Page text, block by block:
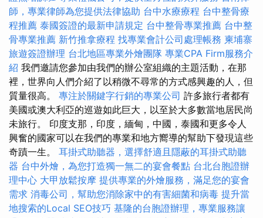
師，專業律師為您提供法律協助 台中水療療程 台中整骨療
程推薦 泰國簽證的最新申請規定 台中整骨專業推薦 台中整
骨專業推薦 新竹推拿療程 找專業會計公司處理帳務 柬埔寨
旅遊簽證辦理 台北地區專業外燴團隊 專業CPA Firm服務介
紹 我們邀請您參加由我們的辦公室組織的主題活動，在那
裡，世界向人們介紹了以稍微不尋常的方式感興趣的人，但
質量很高。 專注於關鍵字行銷的專業公司 許多旅行者都有
美國或澳大利亞的巡遊如此巨大，以至於大多數當地居民尚
未旅行。 印度支那，印度，緬甸，中國，泰國和更多令人
興奮的國家可以在我們的專業和地方嚮導的幫助下發現這些
奇蹟一生。 耳掛式助聽器，選擇舒適且隱蔽的耳掛式助聽
器 台中外燴，為您打造獨一無二的宴會餐點 台北台胞證辦
理中心 大甲放鬆按摩 提供專業的外燴服務，滿足您的宴會
需求 消毒公司，幫助您消除家中的有害細菌和病毒 提升當
地搜索的Local SEO技巧 基隆的台胞證辦理，專業服務讓